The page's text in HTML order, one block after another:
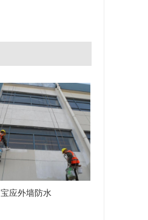
宝应外墙防水